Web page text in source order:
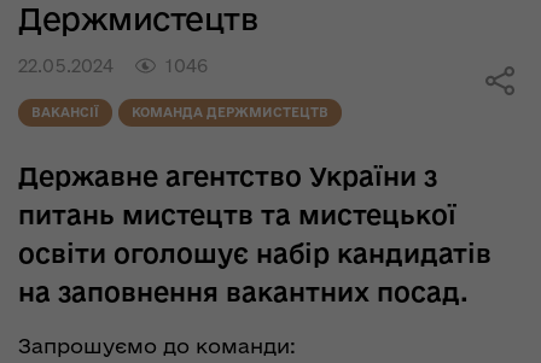
Держмистецтв
22.05.2024 1046
ВАКАНСІЇ КОМАНДА ДЕРЖМИСТЕЦТВ
Державне агентство України з
питань мистецтв та мистецької
освіти оголошує набір кандидатів
на заповнення вакантних посад.
Запрошуємо до команди: